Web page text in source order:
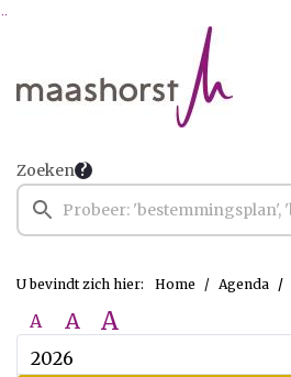
Ga naar de inhoud van deze pagina
Zoeken
U bevindt zich hier: Home Agenda
A A A
2026